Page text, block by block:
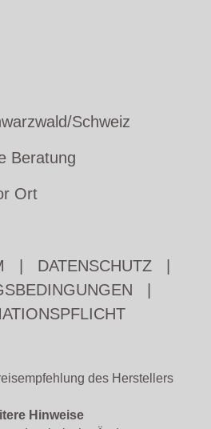
Schweiz
Beratung
Ort
DATENSCHUTZ
des Herstellers
Hinweise